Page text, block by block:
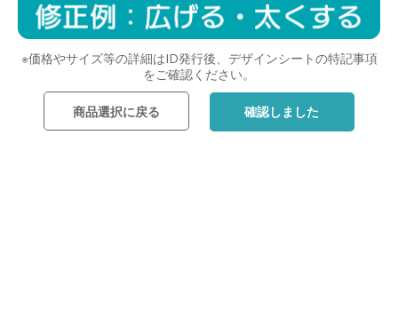
※価格やサイズ等の詳細はID発行後、デザインシートの特記事項
をご確認ください。
商品選択に戻る 確認しました